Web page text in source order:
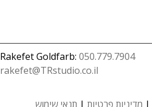
Rakefet Goldfarb:050.779.7904
rakefet@TRstudio.co.il
| מדיניות פרטיות | תנאי שימוש